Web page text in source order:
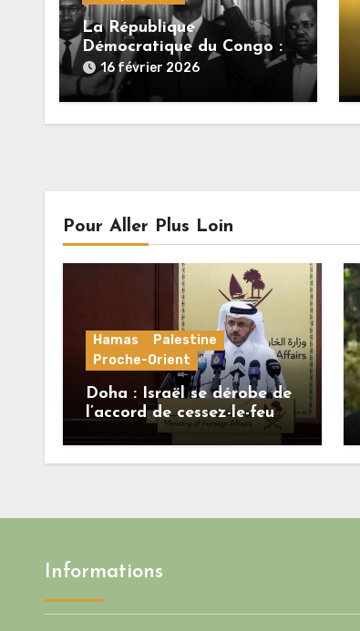
La République
Démocratique du Congo :
Un cas emblématique d’un
gâchis monumental
16 février 2026
Pour Aller Plus Loin
Hamas
Palestine
Proche-Orient
Doha : Israël se dérobe de
l’accord de cessez-le-feu
alors que le Hamas honore
ses engagements
Informations